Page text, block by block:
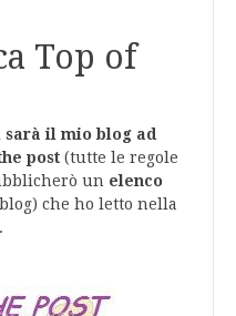
Top of
sarà il mio blog ad
post (tutte le regole
un elenco
che ho letto nella